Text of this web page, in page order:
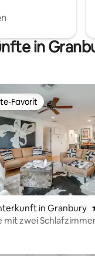
in
5 von 5,
Gäste-Favorit.
Favorit
in Granbury
mit zwei